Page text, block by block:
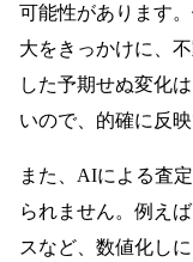
可能性があります
大をきっかけに、
した予期せぬ変化
いので、的確に反
また、AIによる査
られません。例え
スなど、数値化し